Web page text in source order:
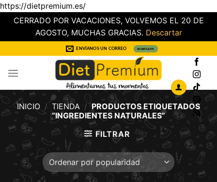
https://dietpremium.es/
CERRADO POR VACACIONES, VOLVEMOS EL 20 DE
AGOSTO, MUCHAS GRACIAS. Descartar
al
contenido
ENVÍANOS UN CORREO WHATSAPP
INICIO / TIENDA / PRODUCTOS ETIQUETADOS
“INGREDIENTES NATURALES”
FILTRAR